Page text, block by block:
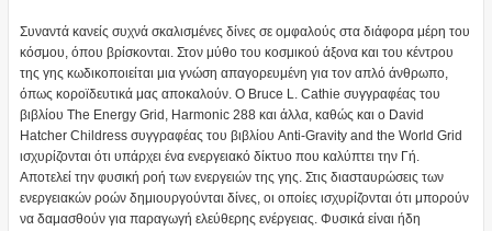
Συναντά κανείς συχνά σκαλισμένες δίνες σε ομφαλούς στα διάφορα μέρη του
κόσμου, όπου βρίσκονται. Στον μύθο του κοσμικού άξονα και του κέντρου
της γης κωδικοποιείται μια γνώση απαγορευμένη για τον απλό άνθρωπο,
όπως κοροϊδευτικά μας αποκαλούν. Ο Bruce L. Cathie συγγραφέας του
βιβλίου The Energy Grid, Harmonic 288 και άλλα, καθώς και ο David
Hatcher Childress συγγραφέας του βιβλίου Anti-Gravity and the World Grid
ισχυρίζονται ότι υπάρχει ένα ενεργειακό δίκτυο που καλύπτει την Γή.
Αποτελεί την φυσική ροή των ενεργειών της γης. Στις διασταυρώσεις των
ενεργειακών ροών δημιουργούνται δίνες, οι οποίες ισχυρίζονται ότι μπορούν
να δαμασθούν για παραγωγή ελεύθερης ενέργειας. Φυσικά είναι ήδη